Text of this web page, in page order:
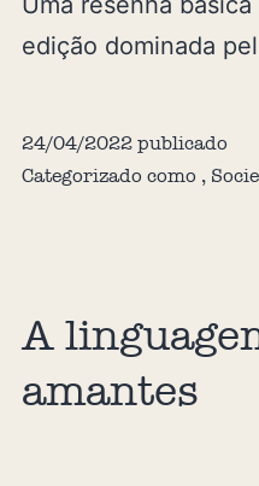
edição dominada
24/04/2022publicado
Categorizado como ,
A
amantes